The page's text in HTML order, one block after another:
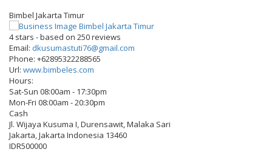
Bimbel Jakarta Timur
4stars - based on 250reviews
Email: dkusumastuti76@gmail.com
Phone: +62895322288565
Url: www.bimbeles.com
Hours:
Sat-Sun 08:00am - 17:30pm
Mon-Fri 08:00am - 20:30pm
Cash
Jl. Wijaya Kusuma I, Durensawit, Malaka Sari
Jakarta,Jakarta Indonesia 13460
IDR500000